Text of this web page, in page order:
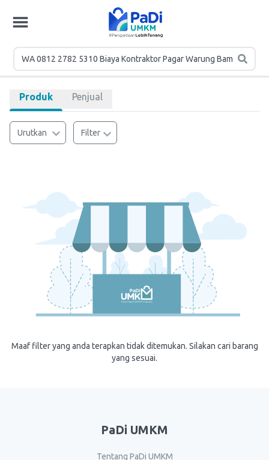
Produk Penjual
Urutkan Filter
Maaf filter yang anda terapkan tidak ditemukan. Silakan cari barang
yang sesuai.
PaDi UMKM
Tentang PaDi UMKM